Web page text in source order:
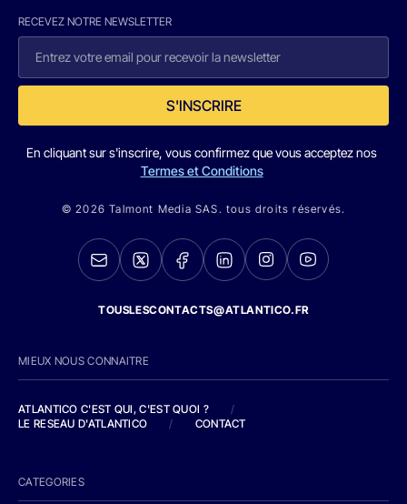
RECEVEZ NOTRE NEWSLETTER
S'INSCRIRE
En cliquant sur s'inscrire, vous confirmez que vous acceptez nos
Termes et Conditions
© 2026 Talmont Media SAS. tous droits réservés.
TOUSLESCONTACTS@ATLANTICO.FR
MIEUX NOUS CONNAITRE
ATLANTICO C'EST QUI, C'EST QUOI ?
/
LE RESEAU D'ATLANTICO
/ CONTACT
CATEGORIES